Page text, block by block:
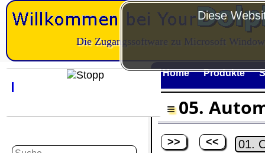
05.
>> <<
Home Produkte
Die Zugangssoftware zu Microsoft
Diese